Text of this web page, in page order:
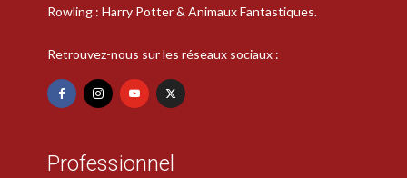
Rowling : Harry Potter & Animaux Fantastiques.
Retrouvez-nous sur les réseaux sociaux :
Professionnel